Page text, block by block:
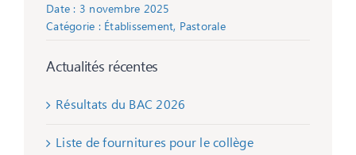
Date : 3 novembre 2025
Catégorie : Établissement, Pastorale
Actualités récentes
Résultats du BAC 2026
Liste de fournitures pour le collège